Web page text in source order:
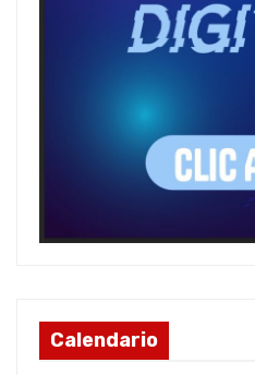
Calendario